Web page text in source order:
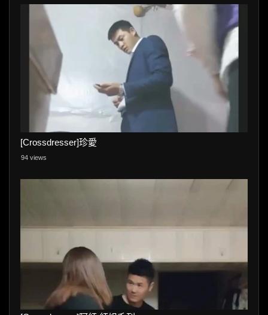
[Crossdresser]珍愛
94 views